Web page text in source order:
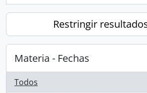
Restringir
Materia - Fechas
Todos